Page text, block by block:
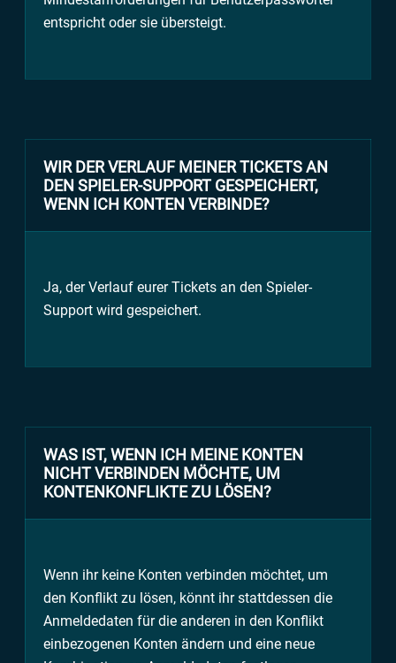
entspricht oder sie übersteigt.
WIR DER VERLAUF MEINER TICKETS AN
DEN SPIELER-SUPPORT GESPEICHERT,
WENN ICH KONTEN VERBINDE?
Ja, der Verlauf eurer Tickets an den Spieler-
Support wird gespeichert.
WAS IST, WENN ICH MEINE KONTEN
NICHT VERBINDEN MÖCHTE, UM
KONTENKONFLIKTE ZU LÖSEN?
Wenn ihr keine Konten verbinden möchtet, um
den Konflikt zu lösen, könnt ihr stattdessen die
Anmeldedaten für die anderen in den Konflikt
einbezogenen Konten ändern und eine neue